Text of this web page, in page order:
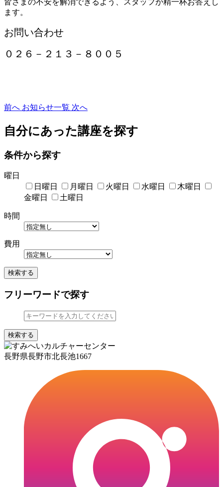
ます。
お問い合わせ
０２６－２１３－８００５
前へ お知らせ一覧 次へ
自分にあった講座を探す
条件から探す
曜日
日曜日
月曜日 火曜日 水曜日
木曜日
金曜日
土曜日
時間
費用
検索する
フリーワードで探す
検索する
長野県長野市北長池1667